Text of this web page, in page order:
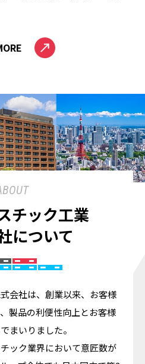
チック工業
について
会社は、創業以来、お客様
製品の利便性向上とお客様
まいりました。
ック業界において意匠数が